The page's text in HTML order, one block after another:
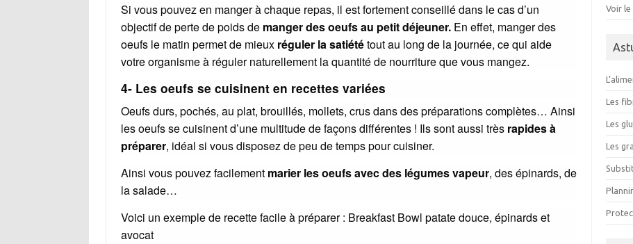
Si vous pouvez en manger à chaque repas, il est fortement conseillé dans le cas d’un
objectif de perte de poids demanger des oeufs au petit déjeuner.En effet, manger des
oeufs le matin permet de mieux réguler la satiététout au long de la journée, ce qui aide
votre organisme à réguler naturellement la quantité de nourriture que vous mangez.
4- Les oeufs se cuisinent en recettes variées
Oeufs durs, pochés, au plat, brouillés, mollets, crus dans des préparations complètes… Ainsi
les oeufs se cuisinent d’une multitude de façons différentes ! Ils sont aussi très rapides à
préparer, idéal si vous disposez de peu de temps pour cuisiner.
Ainsi vous pouvez facilement marier les oeufs avec des légumes vapeur, des épinards, de
la salade…
Voici un exemple de recette facile à préparer : Breakfast Bowl patate douce, épinards et
avocat
Voir
Les
Les
Les